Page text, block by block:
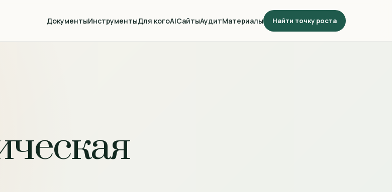
ДокументыИнструментыДля когоAIСайтыАудитМатериалы Найти точку роста